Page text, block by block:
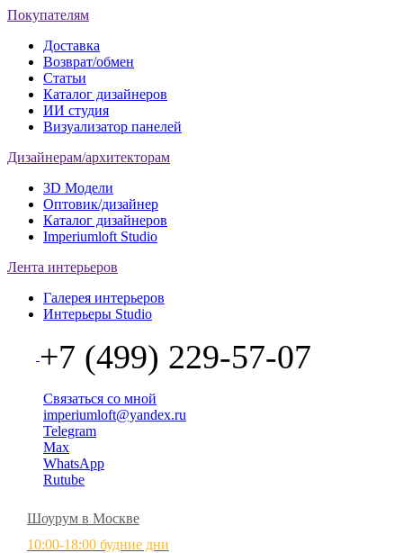
Покупателям
Доставка
Возврат/обмен
Статьи
Каталог дизайнеров
ИИ студия
Визуализатор панелей
Дизайнерам/архитекторам
3D Модели
Оптовик/дизайнер
Каталог дизайнеров
Imperiumloft Studio
Лента интерьеров
Галерея интерьеров
Интерьеры Studio
+7 (499) 229-57-07
Связаться со мной
imperiumloft@yandex.ru
Telegram
Max
WhatsApp
Rutube
Шоурум в Москве
10:00-18:00 будние дни